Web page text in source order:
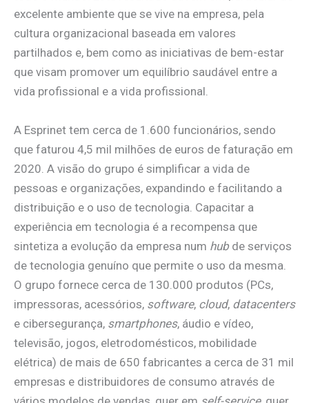
excelente ambiente que se vive na empresa, pela
cultura organizacional baseada em valores
partilhados e, bem como as iniciativas de bem-estar
que visam promover um equilíbrio saudável entre a
vida profissional e a vida profissional.
A Esprinet tem cerca de 1.600 funcionários, sendo
que faturou 4,5 mil milhões de euros de faturação em
2020. A visão do grupo é simplificar a vida de
pessoas e organizações, expandindo e facilitando a
distribuição e o uso de tecnologia. Capacitar a
experiência em tecnologia é a recompensa que
sintetiza a evolução da empresa num hub de serviços
de tecnologia genuíno que permite o uso da mesma.
O grupo fornece cerca de 130.000 produtos (PCs,
impressoras, acessórios, software, cloud, datacenters
e cibersegurança, smartphones, áudio e vídeo,
televisão, jogos, eletrodomésticos, mobilidade
elétrica) de mais de 650 fabricantes a cerca de 31 mil
empresas e distribuidores de consumo através de